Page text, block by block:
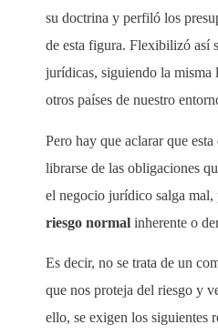
su doctrina y perfiló los
de esta figura. Flexibilizó así
jurídicas, siguiendo la misma
otros países de nuestro
Pero hay que aclarar que
librarse de las obligaciones
el negocio jurídico salga mal,
riesgo normal inherente o
Es decir, no se trata de un
que nos proteja del riesgo y
ello, se exigen los siguientes